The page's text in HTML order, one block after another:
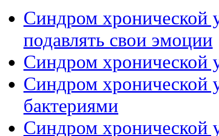
Синдром хронической
подавлять свои эмоции
Синдром хронической
Синдром хронической
бактериями
Синдром хронической